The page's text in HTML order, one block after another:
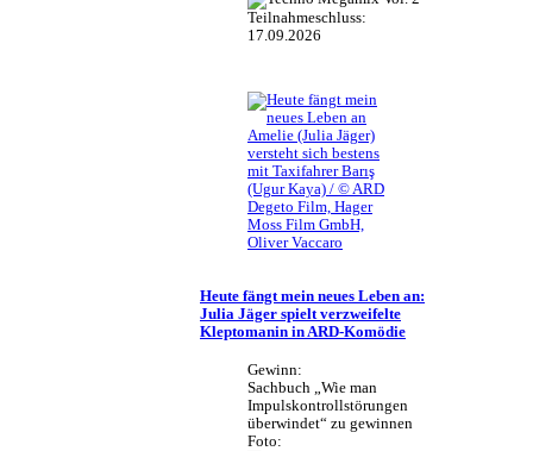
Teilnahmeschluss:
17.09.2026
Amelie (Julia Jäger)
versteht sich bestens
mit Taxifahrer Barış
(Ugur Kaya) / © ARD
Degeto Film, Hager
Moss Film GmbH,
Oliver Vaccaro
Heute fängt mein neues Leben an:
Julia Jäger spielt verzweifelte
Kleptomanin in ARD-Komödie
Gewinn:
Sachbuch „Wie man
Impulskontrollstörungen
überwindet“ zu gewinnen
Foto: